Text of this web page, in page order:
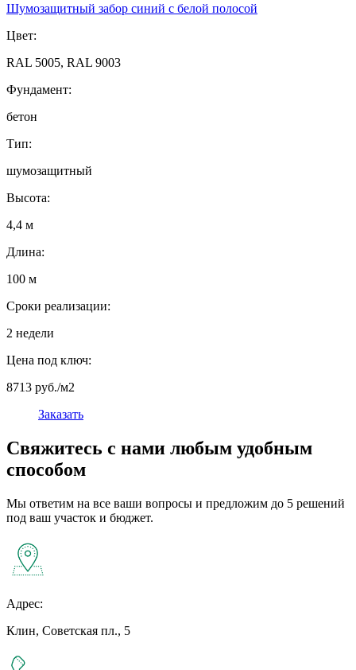
Шумозащитный забор синий с белой полосой
Цвет:
RAL 5005, RAL 9003
Фундамент:
бетон
Тип:
шумозащитный
Высота:
4,4 м
Длина:
100 м
Сроки реализации:
2 недели
Цена под ключ:
8713 руб./м2
Заказать
Свяжитесь с нами любым удобным
способом
Мы ответим на все ваши вопросы и предложим до 5 решений
под ваш участок и бюджет.
Адрес:
Клин, Советская пл., 5